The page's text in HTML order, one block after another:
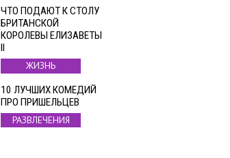
ЧТО ПОДАЮТ К СТОЛУ
БРИТАНСКОЙ
КОРОЛЕВЫ ЕЛИЗАВЕТЫ
ЖИЗНЬ
10 ЛУЧШИХ КОМЕДИЙ
ПРО ПРИШЕЛЬЦЕВ
РАЗВЛЕЧЕНИЯ